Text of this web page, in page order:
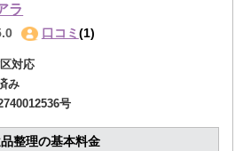
ラ
口コミ (1)
対応
み
号
整理の基本料金